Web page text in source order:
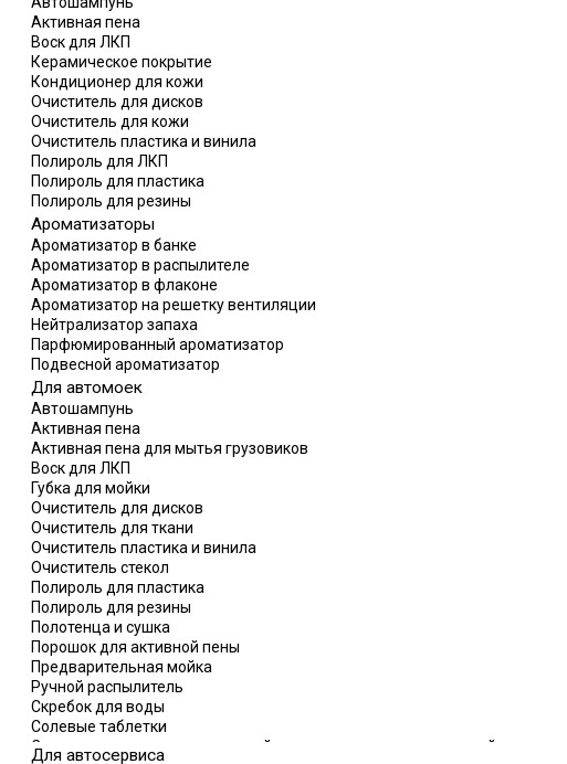
Размораживатель стекол
Скребок для очистки от снега и льда
Смазка автокосметика
Средство для мытья двигателей, полов и сильных загрязнений
Чернитель резины
Активная пена
Воск для ЛКП
Керамическое покрытие
Кондиционер для кожи
Очиститель для дисков
Очиститель для кожи
Очиститель пластика и винила
Полироль для ЛКП
Полироль для пластика
Полироль для резины
Ароматизаторы
Ароматизатор в банке
Ароматизатор в распылителе
Ароматизатор в флаконе
Ароматизатор на решетку вентиляции
Нейтрализатор запаха
Парфюмированный ароматизатор
Подвесной ароматизатор
Для автомоек
Автошампунь
Активная пена
Активная пена для мытья грузовиков
Воск для ЛКП
Губка для мойки
Очиститель для дисков
Очиститель для ткани
Очиститель пластика и винила
Очиститель стекол
Полироль для пластика
Полироль для резины
Полотенца и сушка
Порошок для активной пены
Предварительная мойка
Ручной распылитель
Скребок для воды
Солевые таблетки
Средство для мытья двигателей, полов и сильных загрязнений
Для автосервиса